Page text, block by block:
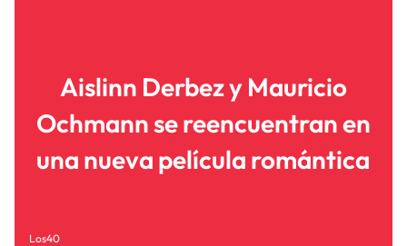
Aislinn Derbez y Mauricio
Ochmann se reencuentran en
una nueva película romántica
Los40